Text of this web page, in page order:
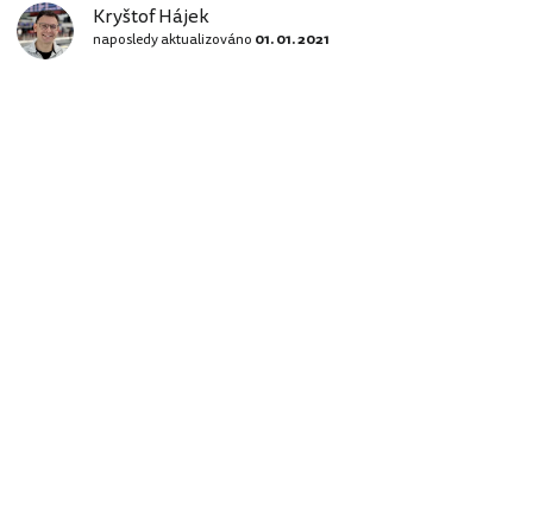
Kryštof Hájek
naposledy aktualizováno 01. 01. 2021